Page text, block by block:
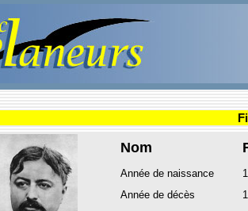
Nom
Année de naissance
Année de décès